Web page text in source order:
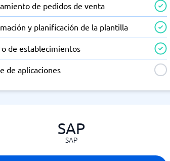
de pedidos de venta
y planificación de la plantilla
de establecimientos
de aplicaciones
SAP
SAP